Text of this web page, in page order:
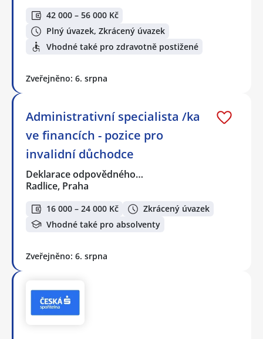
42 000 – 56 000 Kč
Plný úvazek, Zkrácený úvazek
Vhodné také pro zdravotně postižené
Zveřejněno: 6. srpna
Administrativní specialista /ka
ve financích - pozice pro
invalidní důchodce
Deklarace odpovědného…
Radlice, Praha
16 000 – 24 000 Kč
Zkrácený úvazek
Vhodné také pro absolventy
Zveřejněno: 6. srpna